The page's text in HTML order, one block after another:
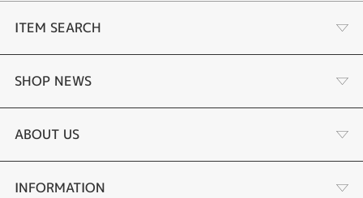
ITEM SEARCH
商品一覧
婚約指輪
結婚指輪
SHOP NEWS
リフォーム
金・プラチナ買取り
ABOUT US
会社概要
INFORMATION